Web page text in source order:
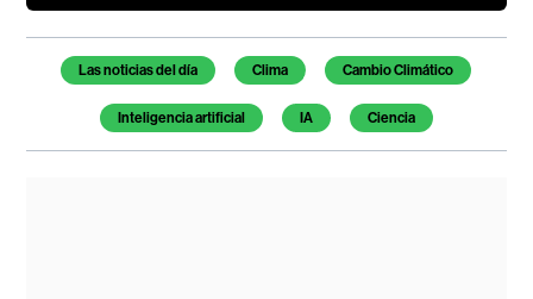
Temas de este artículo
Las noticias del día Clima Cambio Climático
Inteligencia artificial IA Ciencia